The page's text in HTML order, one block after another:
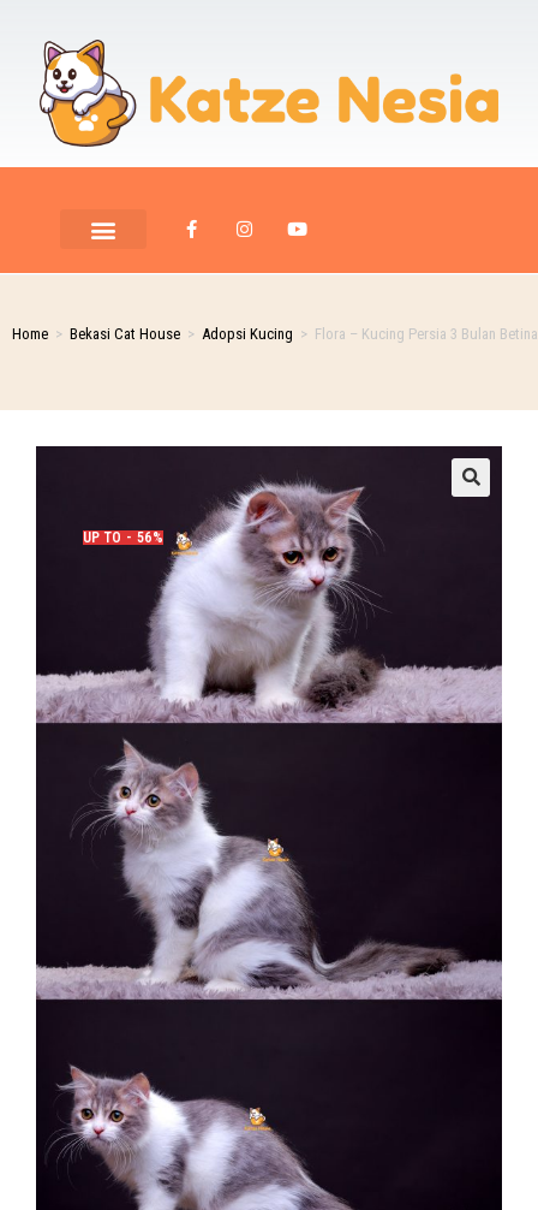
Home > Bekasi Cat House > Adopsi Kucing > Flora – Kucing Persia 3 Bulan Betina
UP TO - 56%